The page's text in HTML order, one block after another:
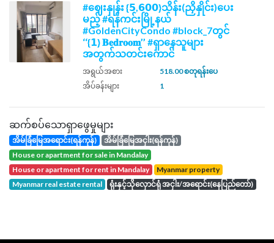
#ဈေးနှုန်း {𝟱,𝟲𝟬𝟬}သိန်း(ညှိနှိုင်း)ပေး
မည့် #ရန်ကင်းမြို့နယ်
#GoldenCityCondo #block_7တွင်
‘‘{𝟭} 𝐁𝐞𝐝𝐫𝐨𝐨𝐦’’ #ရှာနေသူများ
အတွက်သတင်းကောင်
အရွယ်အစား
518.00 စတုရန်းပေ
အိပ်ခန်းများ
1
ဆက်စပ်သောရှာဖွေမှုများ
အိမ်ခြံမြေအရောင်း(ရန်ကုန်)
အိမ်ခြံမြေအငှါး(ရန်ကုန်)
house or apartment for sale in Mandalay
house or apartment for rent in Mandalay
Myanmar property
Myanmar real estate rental
ရုံးနှင့်သိုလှောင်ရုံ အငှါး/အရောင်း(နေပြည်တော်)